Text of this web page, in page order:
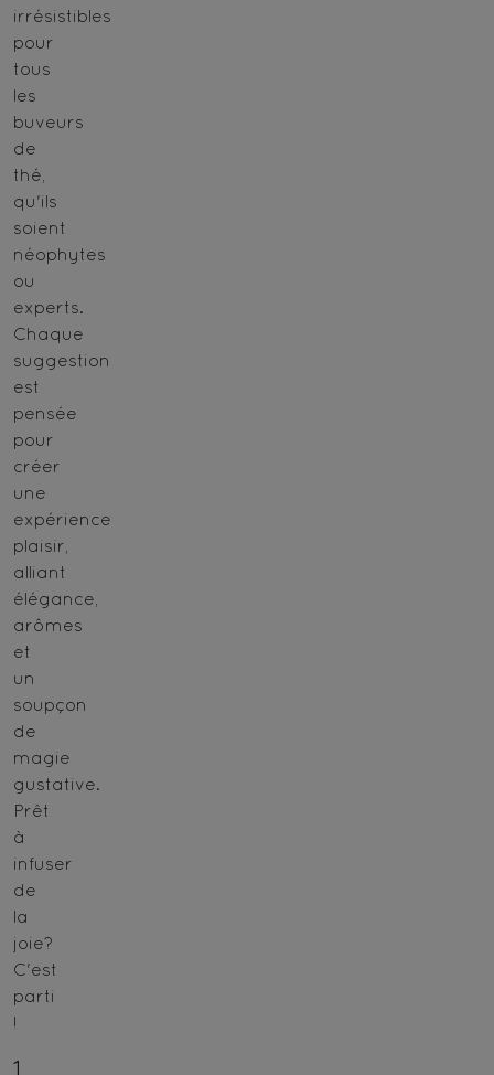
irrésistibles
pour
tous
les
buveurs
de
thé,
qu'ils
soient
néophytes
ou
experts.
Chaque
suggestion
est
pensée
pour
créer
une
expérience
plaisir,
alliant
élégance,
arômes
et
un
soupçon
de
magie
gustative.
Prêt
à
infuser
de
la
joie?
C'est
parti
!